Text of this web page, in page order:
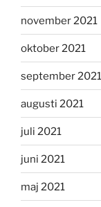
november 2021
oktober 2021
september 2021
augusti 2021
juli 2021
juni 2021
maj 2021